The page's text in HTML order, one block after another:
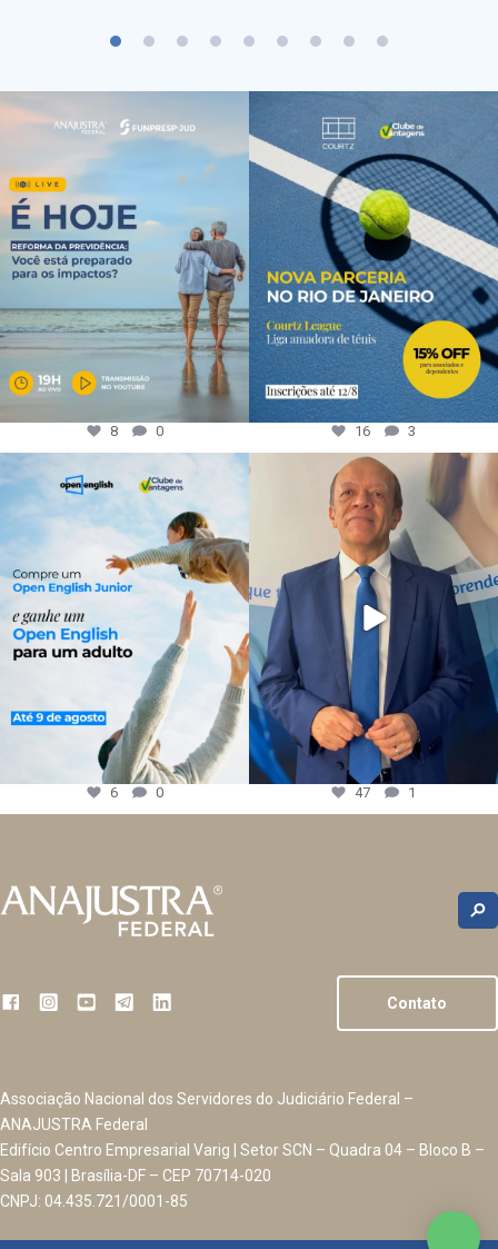
8 0 16 3
6 0 47 1
Contato
Associação Nacional dos Servidores do Judiciário Federal –
ANAJUSTRA Federal
Edifício Centro Empresarial Varig | Setor SCN – Quadra 04 – Bloco B –
Sala 903 | Brasília-DF – CEP 70714-020
CNPJ: 04.435.721/0001-85